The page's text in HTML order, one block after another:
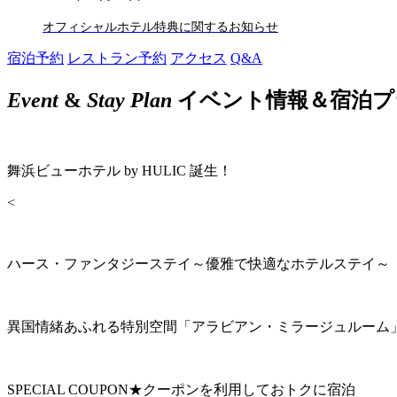
オフィシャルホテル特典に関するお知らせ
宿泊予約 レストラン予約 アクセス Q&A
Event& Stay Plan イベント情報＆宿泊
舞浜ビューホテル by HULIC 誕生！
<
ハース・ファンタジーステイ～優雅で快適なホテルステイ～
異国情緒あふれる特別空間「アラビアン・ミラージュルーム
SPECIAL COUPON★クーポンを利用しておトクに宿泊